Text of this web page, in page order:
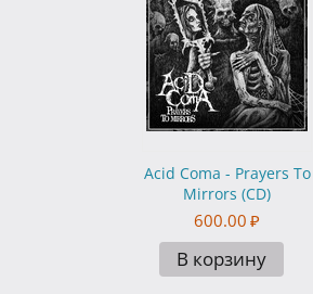
Acid Coma - Prayers To
Mirrors (CD)
600.00 ₽
В корзину